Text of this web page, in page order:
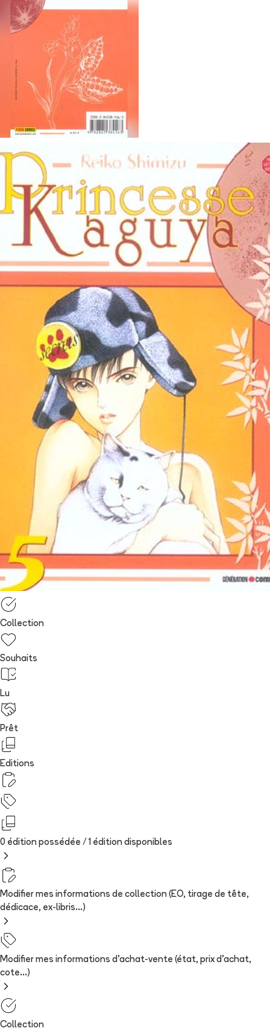
Collection
Souhaits
Lu
Prêt
Editions
0 édition possédée / 1 édition disponibles
Modifier mes informations de collection (EO, tirage de tête,
dédicace, ex-libris...)
Modifier mes informations d'achat-vente (état, prix d'achat,
cote...)
Collection